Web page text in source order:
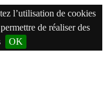
l’utilisation de cookies
de réaliser des
OK